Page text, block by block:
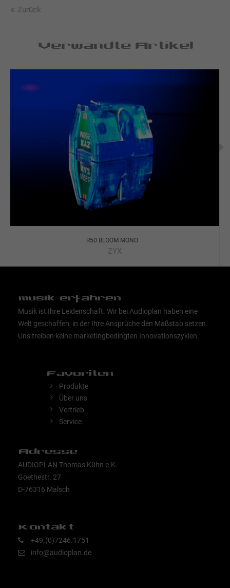
Zurück
Verwandte Artikel
R50 BLOOM MONO
ZYX
musik erfahren
Musik ist Ihre Leidenschaft. Wir bei Audioplan haben eine
Welt geschaffen, in der Ihre Ansprüche den Maßstab setzen.
Uns treiben keine marketingbedingten Innovationszyklen.
Favoriten
Produkte
Über uns
Vertrieb
Service
Adresse
AUDIOPLAN Thomas Kühn e.K.
Goethestr. 27
D-76316 Malsch
Kontakt
+49.(0)7246.1751
info@audioplan.de